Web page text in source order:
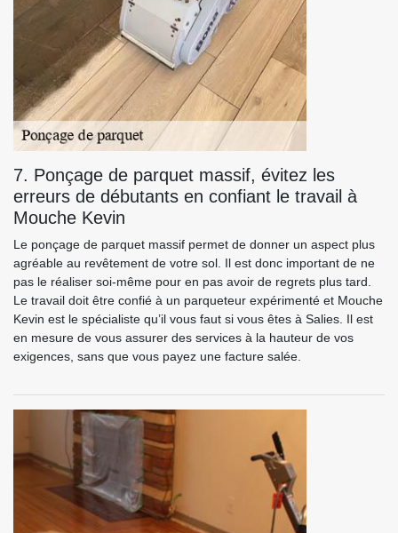
7. Ponçage de parquet massif, évitez les
erreurs de débutants en confiant le travail à
Mouche Kevin
Le ponçage de parquet massif permet de donner un aspect plus
agréable au revêtement de votre sol. Il est donc important de ne
pas le réaliser soi-même pour en pas avoir de regrets plus tard.
Le travail doit être confié à un parqueteur expérimenté et Mouche
Kevin est le spécialiste qu’il vous faut si vous êtes à Salies. Il est
en mesure de vous assurer des services à la hauteur de vos
exigences, sans que vous payez une facture salée.